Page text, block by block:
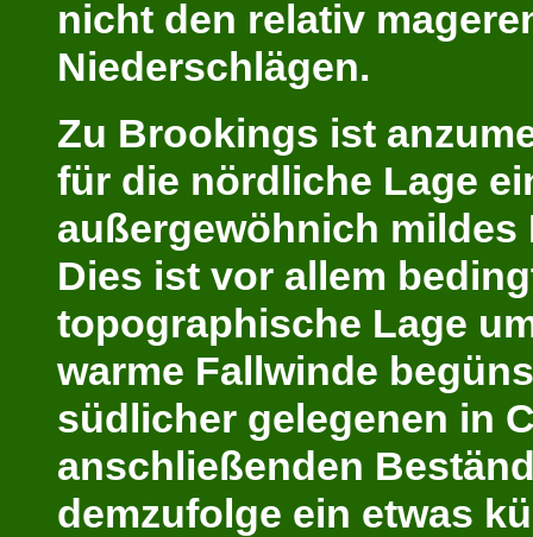
nicht den relativ
Niederschlägen.
Zu Brookings ist
für die nördliche Lage
außergewöhnich mildes
Dies ist vor allem
topographische Lage
warme Fallwinde
südlicher gelegenen in
anschließenden
demzufolge ein etwas